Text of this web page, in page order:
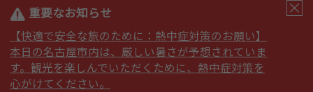
重要なお知らせ
【快適で安全な旅のために：熱中症対策のお願い】
本日の名古屋市内は、厳しい暑さが予想されていま
す。観光を楽しんでいただくために、熱中症対策を
心がけてください。